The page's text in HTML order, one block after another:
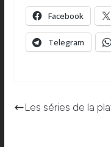
Facebook
Telegram
Les séries de la